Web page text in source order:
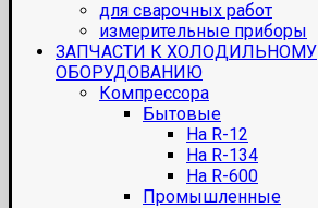
для сварочных работ
измерительные приборы
ЗАПЧАСТИ К ХОЛОДИЛЬНОМУ
ОБОРУДОВАНИЮ
Компрессора
Бытовые
На R-12
На R-134
На R-600
Промышленные